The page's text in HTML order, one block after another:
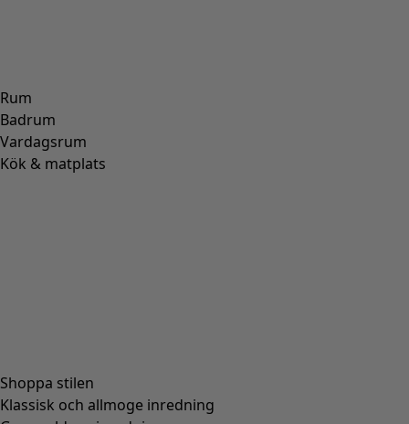
Rum
Badrum
Vardagsrum
Kök & matplats
Shoppa stilen
Klassisk och allmoge inredning